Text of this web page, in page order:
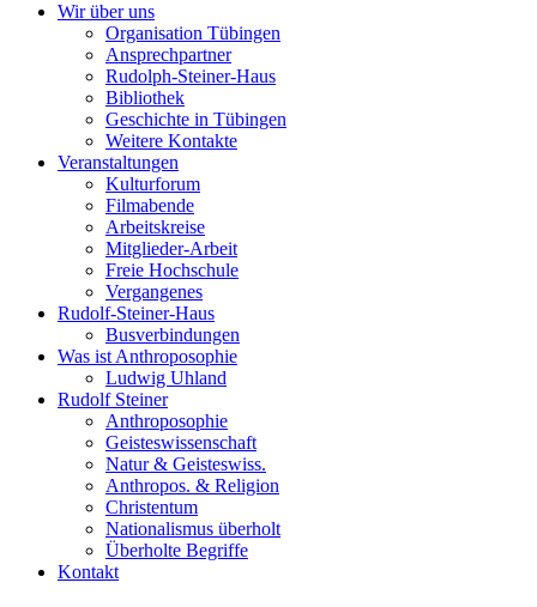
Wir über uns
Organisation Tübingen
Ansprechpartner
Rudolph-Steiner-Haus
Bibliothek
Geschichte in Tübingen
Weitere Kontakte
Veranstaltungen
Kulturforum
Filmabende
Arbeitskreise
Mitglieder-Arbeit
Freie Hochschule
Vergangenes
Rudolf-Steiner-Haus
Busverbindungen
Was ist Anthroposophie
Ludwig Uhland
Rudolf Steiner
Anthroposophie
Geisteswissenschaft
Natur & Geisteswiss.
Anthropos. & Religion
Christentum
Nationalismus überholt
Überholte Begriffe
Kontakt